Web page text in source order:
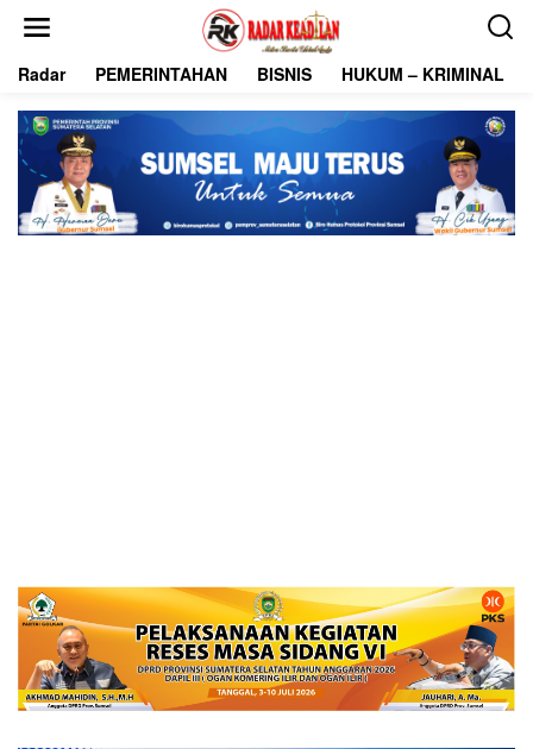
Radar PEMERINTAHAN BISNIS HUKUM – KRIMINAL